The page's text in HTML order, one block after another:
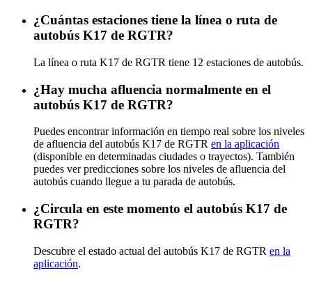
¿Cuántas estaciones tiene la línea o ruta de
autobús K17 de RGTR?
La línea o ruta K17 de RGTR tiene 12 estaciones de autobús.
¿Hay mucha afluencia normalmente en el
autobús K17 de RGTR?
Puedes encontrar información en tiempo real sobre los niveles
de afluencia del autobús K17 de RGTR en la aplicación
(disponible en determinadas ciudades o trayectos). También
puedes ver predicciones sobre los niveles de afluencia del
autobús cuando llegue a tu parada de autobús.
¿Circula en este momento el autobús K17 de
RGTR?
Descubre el estado actual del autobús K17 de RGTR en la
aplicación.